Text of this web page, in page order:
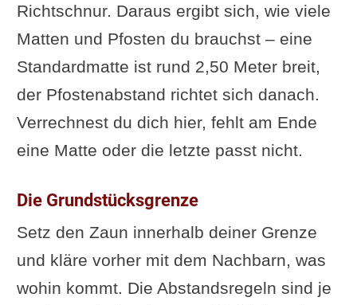
Richtschnur. Daraus ergibt sich, wie viele
Matten und Pfosten du brauchst – eine
Standardmatte ist rund 2,50 Meter breit,
der Pfostenabstand richtet sich danach.
Verrechnest du dich hier, fehlt am Ende
eine Matte oder die letzte passt nicht.
Die Grundstücksgrenze
Setz den Zaun innerhalb deiner Grenze
und kläre vorher mit dem Nachbarn, was
wohin kommt. Die Abstandsregeln sind je